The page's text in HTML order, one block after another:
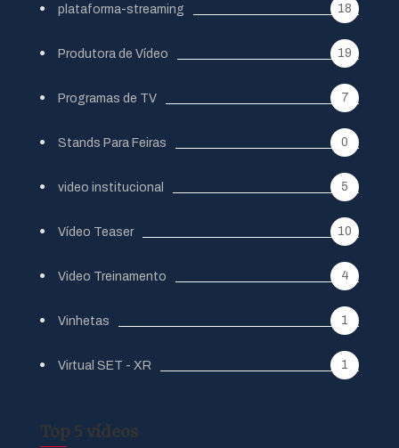
plataforma-streaming 18
Produtora de Vídeo 19
Programas de TV 7
Stands Para Feiras 0
video institucional 5
Vídeo Teaser 10
Video Treinamento 4
Vinhetas 1
Virtual SET - XR 1
Top 5 vídeos